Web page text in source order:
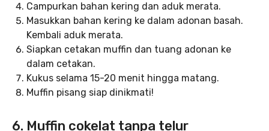
Campurkan bahan kering dan aduk merata.
Masukkan bahan kering ke dalam adonan basah.
Kembali aduk merata.
Siapkan cetakan muffin dan tuang adonan ke
dalam cetakan.
Kukus selama 15-20 menit hingga matang.
Muffin pisang siap dinikmati!
6. Muffin cokelat tanpa telur